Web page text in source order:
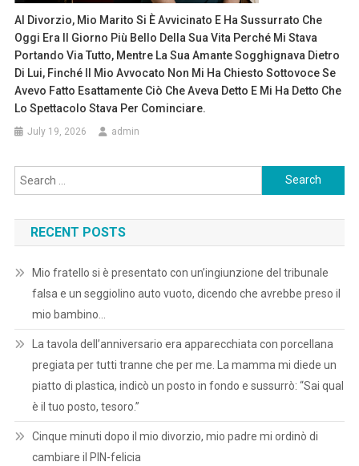
Al Divorzio, Mio Marito Si È Avvicinato E Ha Sussurrato Che
Oggi Era Il Giorno Più Bello Della Sua Vita Perché Mi Stava
Portando Via Tutto, Mentre La Sua Amante Sogghignava Dietro
Di Lui, Finché Il Mio Avvocato Non Mi Ha Chiesto Sottovoce Se
Avevo Fatto Esattamente Ciò Che Aveva Detto E Mi Ha Detto Che
Lo Spettacolo Stava Per Cominciare.
July 19, 2026 admin
Search
for:
RECENT POSTS
Mio fratello si è presentato con un’ingiunzione del tribunale
falsa e un seggiolino auto vuoto, dicendo che avrebbe preso il
mio bambino…
La tavola dell’anniversario era apparecchiata con porcellana
pregiata per tutti tranne che per me. La mamma mi diede un
piatto di plastica, indicò un posto in fondo e sussurrò: “Sai qual
è il tuo posto, tesoro.”
Cinque minuti dopo il mio divorzio, mio padre mi ordinò di
cambiare il PIN-felicia